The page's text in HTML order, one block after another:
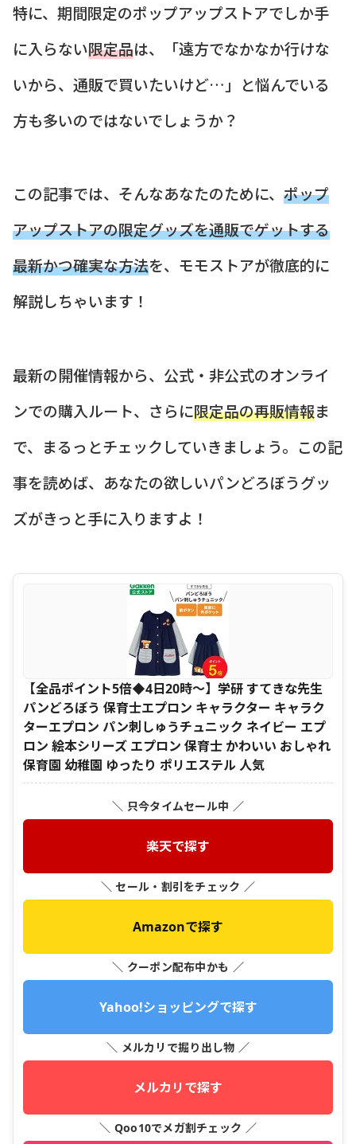
特に、期間限定のポップアップストアでしか手
に入らない限定品は、「遠方でなかなか行けな
いから、通販で買いたいけど…」と悩んでいる
方も多いのではないでしょうか？
この記事では、そんなあなたのために、 ポップ
アップストアの限定グッズを通販でゲットする
最新かつ確実な方法を、モモストアが徹底的に
解説しちゃいます！
最新の開催情報から、公式・非公式のオンライ
ンでの購入ルート、さらに限定品の再販情報ま
で、まるっとチェックしていきましょう。この記
事を読めば、あなたの欲しいパンどろぼうグッ
ズがきっと手に入りますよ！
【全品ポイント5倍◆4日20時〜】学研 すてきな先生
パンどろぼう 保育士エプロン キャラクター キャラク
ターエプロン パン刺しゅうチュニック ネイビー エプ
ロン 絵本シリーズ エプロン 保育士 かわいい おしゃれ
保育園 幼稚園 ゆったり ポリエステル 人気
＼ 只今タイムセール中 ／
楽天で探す
＼ セール・割引をチェック ／
Amazonで探す
＼ クーポン配布中かも ／
Yahoo!ショッピングで探す
＼ メルカリで掘り出し物 ／
メルカリで探す
＼ Qoo10でメガ割チェック ／